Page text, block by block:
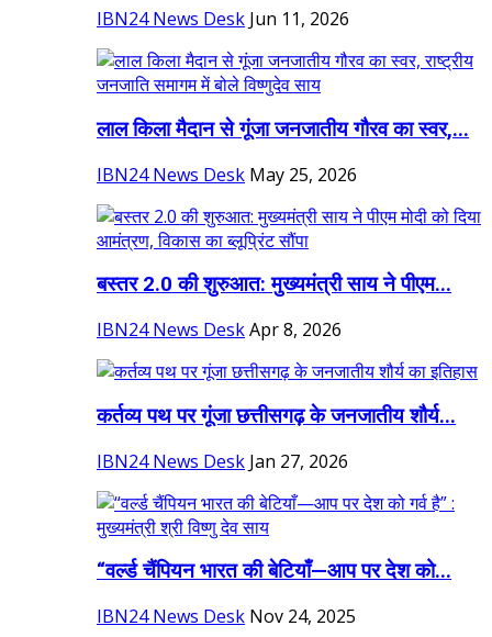
IBN24 News Desk Jun 11, 2026
लाल किला मैदान से गूंजा जनजातीय गौरव का स्वर,...
IBN24 News Desk May 25, 2026
बस्तर 2.0 की शुरुआत: मुख्यमंत्री साय ने पीएम...
IBN24 News DeskApr 8, 2026
कर्तव्य पथ पर गूंजा छत्तीसगढ़ के जनजातीय शौर्य...
IBN24 News Desk Jan 27, 2026
“वर्ल्ड चैंपियन भारत की बेटियाँ—आप पर देश को...
IBN24 News Desk Nov 24, 2025